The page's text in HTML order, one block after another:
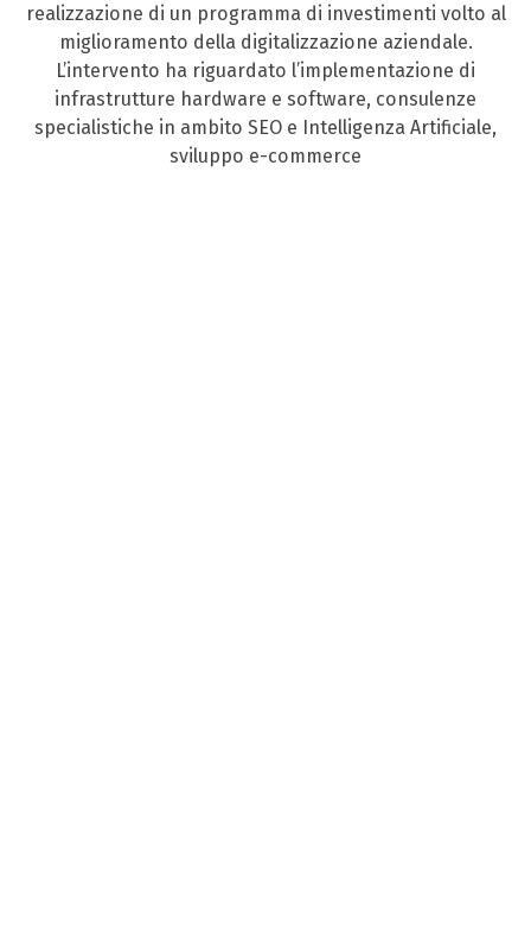
realizzazione di un programma di investimenti volto al
miglioramento della digitalizzazione aziendale.
L’intervento ha riguardato l’implementazione di
infrastrutture hardware e software, consulenze
specialistiche in ambito SEO e Intelligenza Artificiale,
sviluppo e-commerce